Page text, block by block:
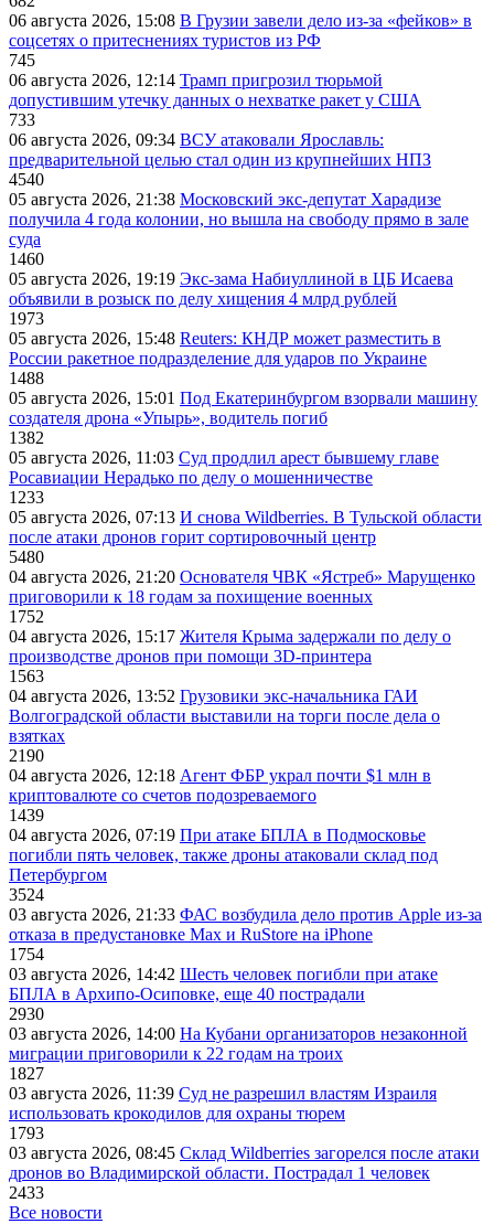
06 августа 2026, 15:08 В Грузии завели дело из-за «фейков» в
соцсетях о притеснениях туристов из РФ
745
06 августа 2026, 12:14 Трамп пригрозил тюрьмой
допустившим утечку данных о нехватке ракет у США
733
06 августа 2026, 09:34 ВСУ атаковали Ярославль:
предварительной целью стал один из крупнейших НПЗ
4540
05 августа 2026, 21:38 Московский экс-депутат Харадизе
получила 4 года колонии, но вышла на свободу прямо в зале
суда
1460
05 августа 2026, 19:19 Экс-зама Набиуллиной в ЦБ Исаева
объявили в розыск по делу хищения 4 млрд рублей
1973
05 августа 2026, 15:48 Reuters: КНДР может разместить в
России ракетное подразделение для ударов по Украине
1488
05 августа 2026, 15:01 Под Екатеринбургом взорвали машину
создателя дрона «Упырь», водитель погиб
1382
05 августа 2026, 11:03 Суд продлил арест бывшему главе
Росавиации Нерадько по делу о мошенничестве
1233
05 августа 2026, 07:13 И снова Wildberries. В Тульской области
после атаки дронов горит сортировочный центр
5480
04 августа 2026, 21:20 Основателя ЧВК «Ястреб» Марущенко
приговорили к 18 годам за похищение военных
1752
04 августа 2026, 15:17 Жителя Крыма задержали по делу о
производстве дронов при помощи 3D‑принтера
1563
04 августа 2026, 13:52 Грузовики экс-начальника ГАИ
Волгоградской области выставили на торги после дела о
взятках
2190
04 августа 2026, 12:18 Агент ФБР украл почти $1 млн в
криптовалюте со счетов подозреваемого
1439
04 августа 2026, 07:19 При атаке БПЛА в Подмосковье
погибли пять человек, также дроны атаковали склад под
Петербургом
3524
03 августа 2026, 21:33 ФАС возбудила дело против Apple из-за
отказа в предустановке Max и RuStore на iPhone
1754
03 августа 2026, 14:42 Шесть человек погибли при атаке
БПЛА в Архипо-Осиповке, еще 40 пострадали
2930
03 августа 2026, 14:00 На Кубани организаторов незаконной
миграции приговорили к 22 годам на троих
1827
03 августа 2026, 11:39 Суд не разрешил властям Израиля
использовать крокодилов для охраны тюрем
1793
03 августа 2026, 08:45 Склад Wildberries загорелся после атаки
дронов во Владимирской области. Пострадал 1 человек
2433
Все новости